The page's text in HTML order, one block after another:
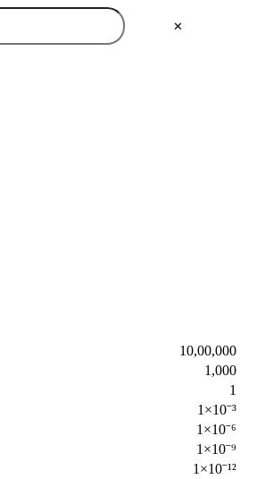
✕
10,00,000
1,000
1
1×10⁻³
1×10⁻⁶
1×10⁻⁹
1×10⁻¹²